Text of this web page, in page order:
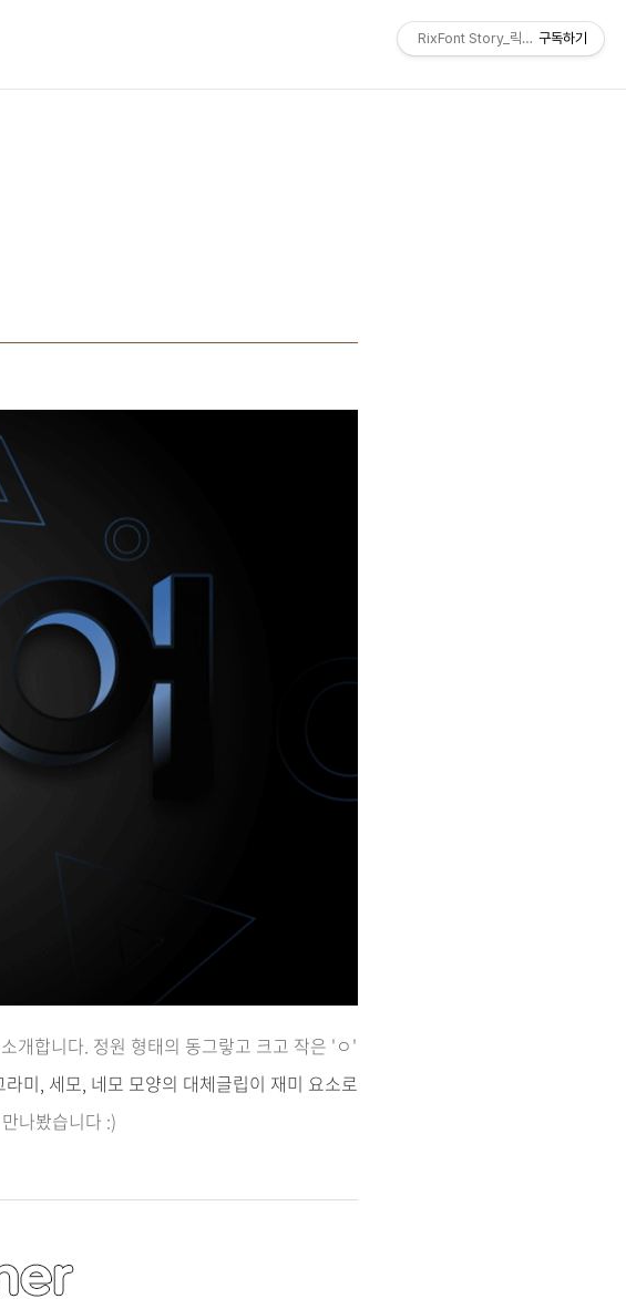
개합니다. 정원 형태의 동그랗고 크고 작은 'ㅇ'
라미, 세모, 네모 모양의 대체글립이 재미 요소로
나봤습니다 :)
RixFont Story_릭스폰트 블로그
구독하기